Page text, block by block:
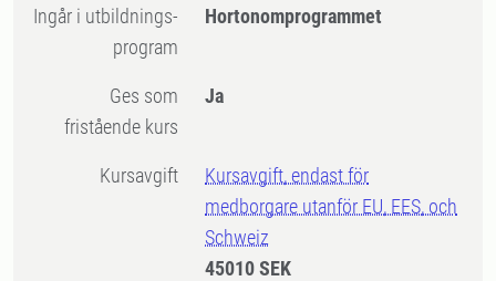
Ingår i utbildnings-
program
Hortonomprogrammet
Ges som
fristående kurs
Ja
Kursavgift
Kursavgift, endast för
medborgare utanför EU, EES, och
Schweiz
45010 SEK